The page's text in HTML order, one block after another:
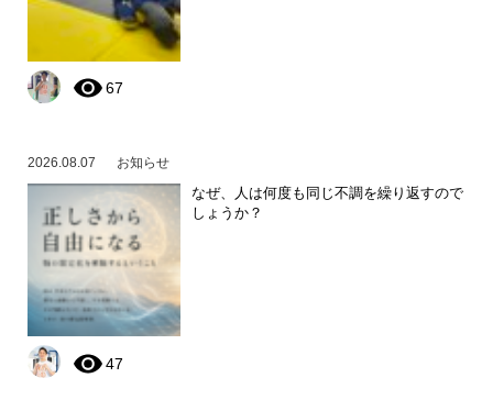
67
2026.08.07 お知らせ
なぜ、人は何度も同じ不調を繰り返すので
しょうか？
47